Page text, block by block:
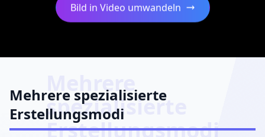
Bild in Video umwandeln
Mehrere
spezialisierte
Erstellungsmodi
Mehrere spezialisierte
Erstellungsmodi